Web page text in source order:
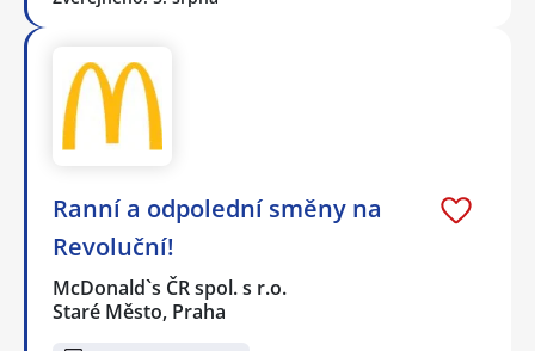
Ranní a odpolední směny na
Revoluční!
McDonald`s ČR spol. s r.o.
Staré Město, Praha